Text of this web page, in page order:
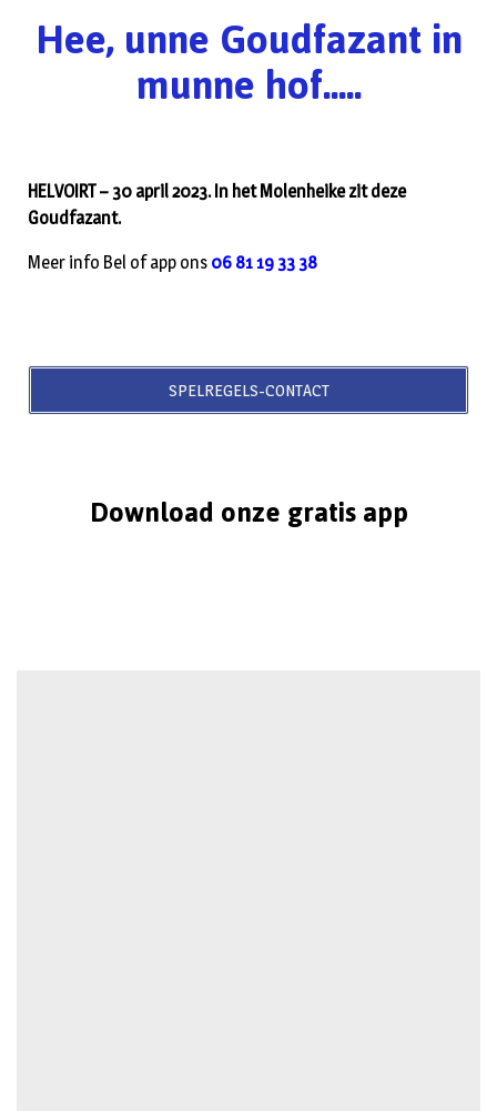
Hee, unne Goudfazant in
munne hof.....
HELVOIRT – 30 april 2023. In het Molenheike zit deze
Goudfazant.
Meer info Bel of app ons 06 81 19 33 38
SPELREGELS-CONTACT
Download onze gratis app